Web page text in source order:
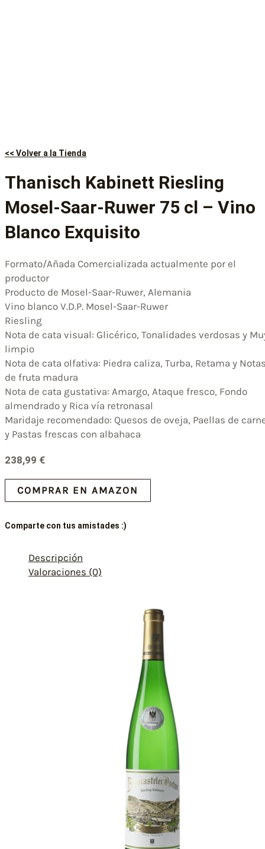
<< Volver a la Tienda
Thanisch Kabinett Riesling
Mosel-Saar-Ruwer 75 cl – Vino
Blanco Exquisito
Formato/Añada Comercializada actualmente por el
productor
Producto de Mosel-Saar-Ruwer, Alemania
Vino blanco V.D.P. Mosel-Saar-Ruwer
Riesling
Nota de cata visual: Glicérico, Tonalidades verdosas y
limpio
Nota de cata olfativa: Piedra caliza, Turba, Retama y
de fruta madura
Nota de cata gustativa: Amargo, Ataque fresco, Fondo
almendrado y Rica vía retronasal
Maridaje recomendado: Quesos de oveja, Paellas de
y Pastas frescas con albahaca
238,99 €
COMPRAR EN AMAZON
Comparte con tus amistades :)
Descripción
Valoraciones (0)